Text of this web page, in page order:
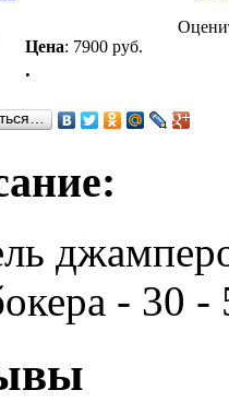
Цена: 7900 руб.
.
- 30 -